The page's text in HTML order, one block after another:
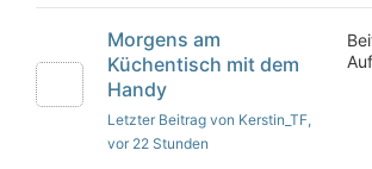
Morgens am
Küchentisch mit dem
Handy
Letzter Beitrag von Kerstin_TF,
vor 22 Stunden